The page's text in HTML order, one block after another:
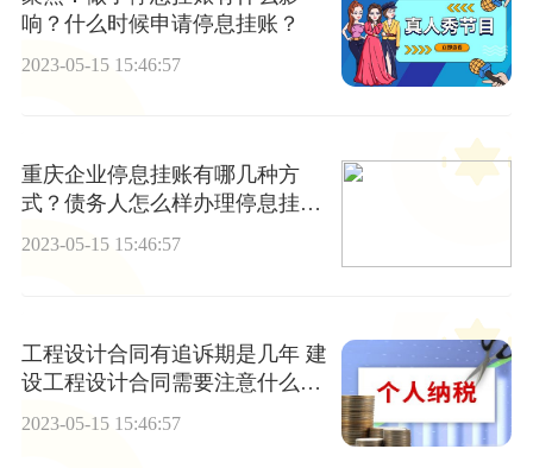
响？什么时候申请停息挂账？
2023-05-15 15:46:57
重庆企业停息挂账有哪几种方
式？债务人怎么样办理停息挂
账？
2023-05-15 15:46:57
工程设计合同有追诉期是几年 建
设工程设计合同需要注意什么条
件？
2023-05-15 15:46:57